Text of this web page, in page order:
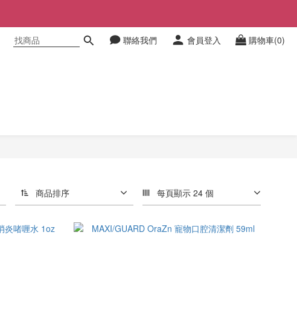
聯絡我們 會員登入 購物車(0)
商品排序 每頁顯示 24 個